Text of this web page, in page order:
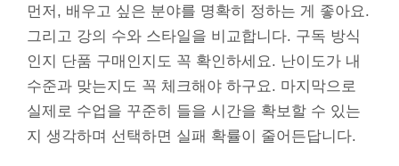
먼저, 배우고 싶은 분야를 명확히 정하는 게 좋아요.
그리고 강의 수와 스타일을 비교합니다. 구독 방식
인지 단품 구매인지도 꼭 확인하세요. 난이도가 내
수준과 맞는지도 꼭 체크해야 하구요. 마지막으로
실제로 수업을 꾸준히 들을 시간을 확보할 수 있는
지 생각하며 선택하면 실패 확률이 줄어든답니다.